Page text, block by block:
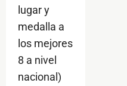
lugar y
medalla a
los mejores
8 a nivel
nacional)